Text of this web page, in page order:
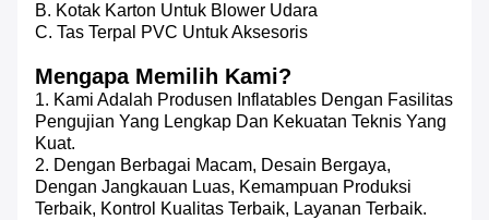
B. Kotak Karton Untuk Blower Udara
C. Tas Terpal PVC Untuk Aksesoris
Mengapa Memilih Kami?
1. Kami Adalah Produsen Inflatables Dengan Fasilitas
Pengujian Yang Lengkap Dan Kekuatan Teknis Yang
Kuat.
2. Dengan Berbagai Macam, Desain Bergaya,
Dengan Jangkauan Luas, Kemampuan Produksi
Terbaik, Kontrol Kualitas Terbaik, Layanan Terbaik.